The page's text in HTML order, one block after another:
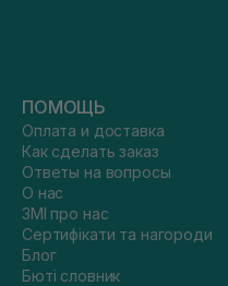
ПОМОЩЬ
Оплата и доставка
Как сделать заказ
Ответы на вопросы
О нас
ЗМІ про нас
Сертифікати та нагороди
Блог
Бюті словник